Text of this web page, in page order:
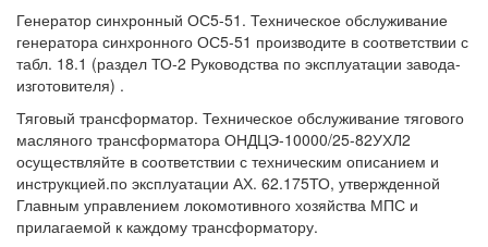
Генератор синхронный ОС5-51. Техническое обслуживание
генератора синхронного ОС5-51 производите в соответствии с
табл. 18.1 (раздел ТО-2 Руководства по эксплуатации завода-
изготовителя) .
Тяговый трансформатор. Техническое обслуживание тягового
масляного трансформатора ОНДЦЭ-10000/25-82УХЛ2
осуществляйте в соответствии с техническим описанием и
инструкцией.по эксплуатации АХ. 62.175ТО, утвержденной
Главным управлением локомотивного хозяйства МПС и
прилагаемой к каждому трансформатору.